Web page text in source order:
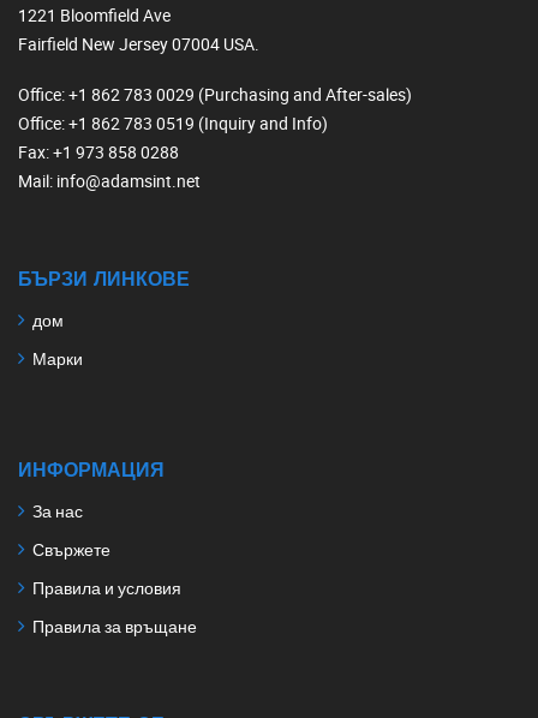
1221 Bloomfield Ave
Fairfield New Jersey 07004 USA.
Office: +1 862 783 0029 (Purchasing and After-sales)
Office: +1 862 783 0519 (Inquiry and Info)
Fax: +1 973 858 0288
Mail: info@adamsint.net
БЪРЗИ ЛИНКОВЕ
дом
Марки
ИНФОРМАЦИЯ
За нас
Свържете
Правила и условия
Правила за връщане